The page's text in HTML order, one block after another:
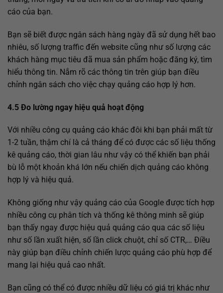
cáo của bạn.
Bạn sẽ biết được ngân sách hàng ngày đã sử dụng hết bao
nhiêu, số lượng traffic đến website cũng như số lượng các
khách hàng mục tiêu đã mua sản phẩm hoặc đăng ký, tìm
hiểu thông tin. Nắm rõ các thông tin trên giúp bạn điều
chỉnh ngân sách cho việc chạy quảng cáo hợp lý hơn.
4.5 Đo lường ngay hiệu quả hoạt động
Với nhiều công cụ quảng cáo khác đôi khi bạn phải mất từ
1-2 tuần, thậm chí là cả tháng để có được các số liệu thống
kê quảng cáo, thời gian lâu như vậy có thể khiến bạn phải
bù lỗ một khoản khá lớn nếu chiến dịch quảng cáo không
hợp lý và hiệu quả.
Không giống như vậy quảng cáo của Google được tích hợp
nhiều công cụ phân tích và thống kê thông minh sẽ giúp
bạn thấy ngay được hiệu quả quảng cáo qua các số liệu
như số lần xuất hiện, số lần click chuột, chỉ số CTR,… Điều
này giúp bạn điều chỉnh chiến lược quảng cáo phù hợp để
mang lại hiệu quả cao nhất.
Bạn cũng có thể có được nhiều dữ liệu có giá trị khác như